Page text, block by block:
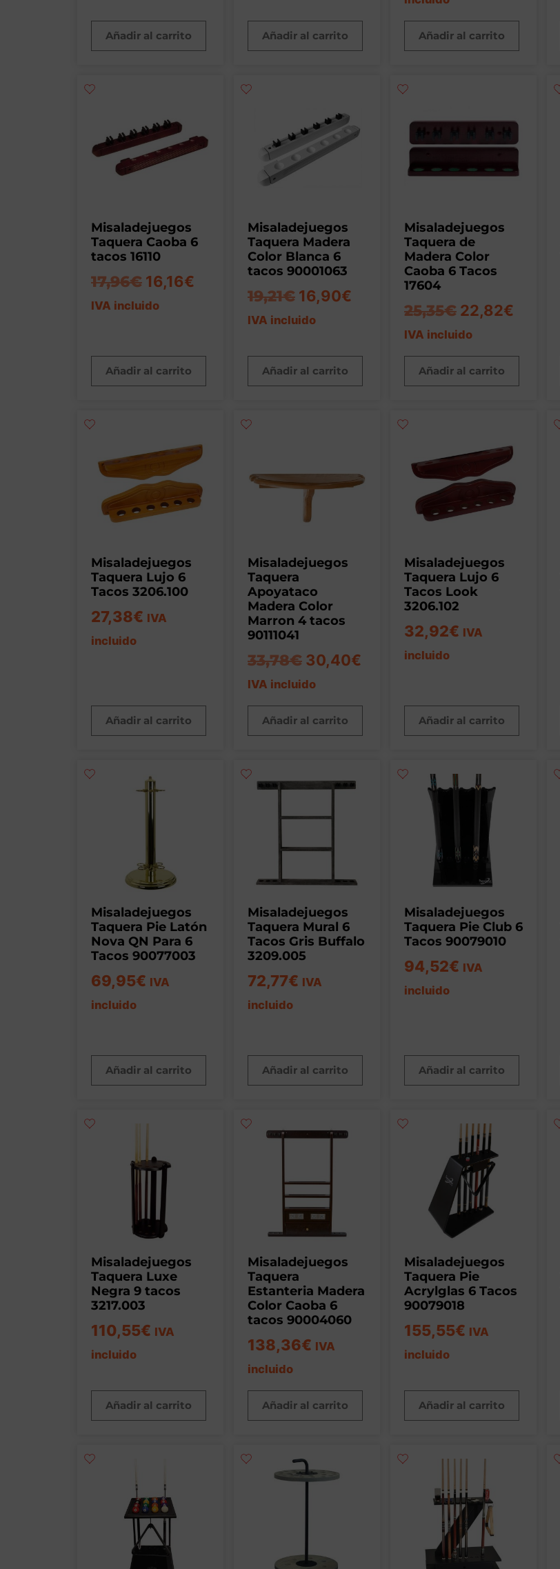
Añadir al carrito Añadir al carrito Añadir al carrito
Misaladejuegos
Taquera Caoba 6
tacos 16110
17,96€ 16,16€
IVA incluido
Añadir al carrito
Misaladejuegos
Taquera Madera
Color Blanca 6
tacos 90001063
19,21€ 16,90€
IVA incluido
Añadir al carrito
Misaladejuegos
Taquera de
Madera Color
Caoba 6 Tacos
17604
25,35€ 22,82€
IVA incluido
Añadir al carrito
Misaladejuegos
Taquera Lujo 6
Tacos 3206.100
27,38€ IVA
incluido
Añadir al carrito
Misaladejuegos
Taquera
Apoyataco
Madera Color
Marron 4 tacos
90111041
33,78€ 30,40€
IVA incluido
Añadir al carrito
Misaladejuegos
Taquera Lujo 6
Tacos Look
3206.102
32,92€ IVA
incluido
Añadir al carrito
Misaladejuegos
Taquera Pie Latón
Nova QN Para 6
Tacos 90077003
69,95€ IVA
incluido
Añadir al carrito
Misaladejuegos
Taquera Mural 6
Tacos Gris Buffalo
3209.005
72,77€ IVA
incluido
Añadir al carrito
Misaladejuegos
Taquera Pie Club 6
Tacos 90079010
94,52€ IVA
incluido
Añadir al carrito
Misaladejuegos
Taquera Luxe
Negra 9 tacos
3217.003
110,55€ IVA
incluido
Añadir al carrito
Misaladejuegos
Taquera
Estanteria Madera
Color Caoba 6
tacos 90004060
138,36€ IVA
incluido
Añadir al carrito
Misaladejuegos
Taquera Pie
Acrylglas 6 Tacos
90079018
155,55€ IVA
incluido
Añadir al carrito